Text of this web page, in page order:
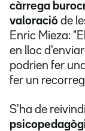
càrrega
valoració de
Enric Mieza:
en lloc
podrien fer
fer un
S'ha de